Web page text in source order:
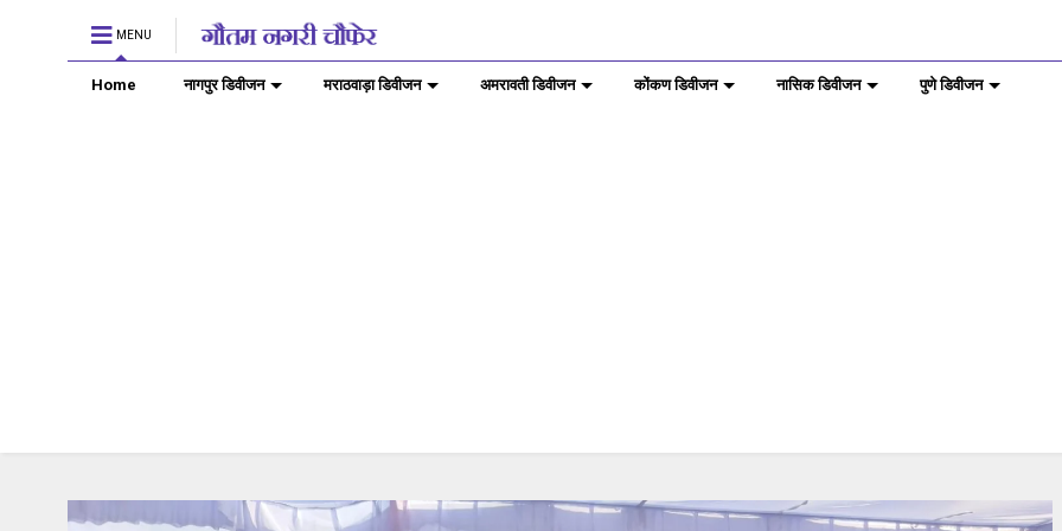
MENU
Home नागपुर डिवीजन मराठवाड़ा डिवीजन अमरावती डिवीजन कोंकण डिवीजन नासिक डिवीजन पुणे डिवीजन